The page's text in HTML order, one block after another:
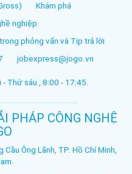
Khám phá
nghiệp
phỏng vấn và Tip trả lời
jobexpress@jogo.vn
Thứ sáu , 8:00 - 17:45.
PHÁP CÔNG NGHỆ
Ông Lãnh, TP. Hồ Chí Minh,